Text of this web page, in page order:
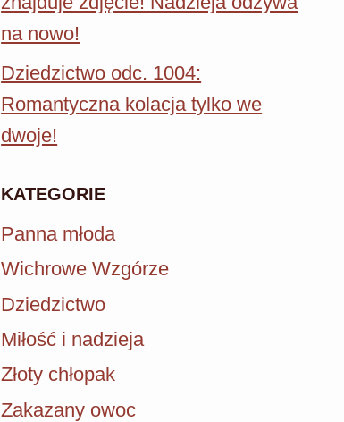
na nowo!
Dziedzictwo odc. 1004:
Romantyczna kolacja tylko we
dwoje!
KATEGORIE
Panna młoda
Wichrowe Wzgórze
Dziedzictwo
Miłość i nadzieja
Złoty chłopak
Zakazany owoc